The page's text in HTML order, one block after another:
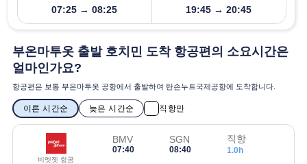
07:25 → 08:25 19:45 → 20:45
부온마투옷 출발 호치민 도착 항공편의 소요시간은
얼마인가요?
항공편은 보통 부온마투옷 공항에서 출발하여 탄손누트국제공항에 도착합니다.
이른 시간순 늦은 시간순 직항만
비엣젯 항공
BMV
07:40
SGN
08:40
직항
1.0h